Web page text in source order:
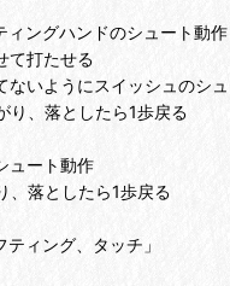
ングハンドのシュート動作
打たせる
にスイッシュのシュ
としたら1歩戻る
ート動作
したら1歩戻る
ング、タッチ」